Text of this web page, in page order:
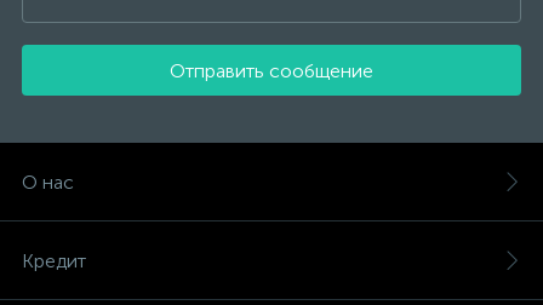
Отправить сообщение
О нас
Кредит